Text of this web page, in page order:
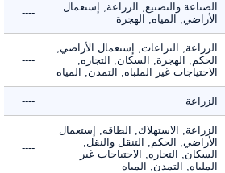
الصناعة والتصنيع, الزراعة, إستعمال
الأراضي, المياه, الهجرة
----
الزراعة, النزاعات, إستعمال الأراضي,
الحكم, الهجرة, السكان, التجاره,
الاحتياجات غير الملباه, التمدن, المياه
----
الزراعة ----
الزراعة, الاستهلاك, الطاقه, إستعمال
الأراضي, الحكم, التنقل والنقل,
السكان, التجاره, الاحتياجات غير
الملباه, التمدن, المياه
----